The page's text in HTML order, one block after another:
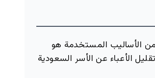
الأساليب المستخدمة هو
الأعباء عن الأسر السعودية